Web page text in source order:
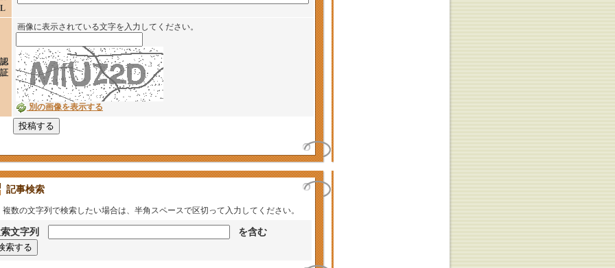
L
認
証
画像に表示されている文字を入力してください。
別の画像を表示する
記事検索
複数の文字列で検索したい場合は、半角スペースで区切って入力してください。
文字列 を含む